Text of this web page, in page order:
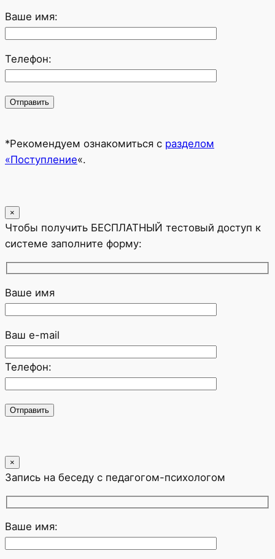
Ваше имя:
Телефон:
*Рекомендуем ознакомиться с разделом
«Поступление«.
×
Чтобы получить БЕСПЛАТНЫЙ тестовый доступ к
системе заполните форму:
Ваше имя
Ваш e-mail
Телефон:
×
Запись на беседу с педагогом-психологом
Ваше имя: